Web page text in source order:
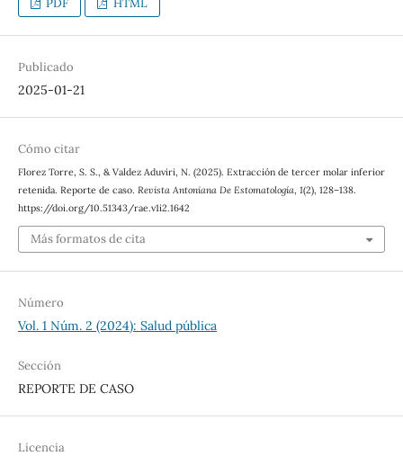
Publicado
2025-01-21
Cómo citar
Florez Torre, S. S., & Valdez Aduviri, N. (2025). Extracción de tercer molar inferior
retenida. Reporte de caso. Revista Antoniana De Estomatología, 1(2), 128–138.
https://doi.org/10.51343/rae.v1i2.1642
Más formatos de cita
Número
Vol. 1 Núm. 2 (2024): Salud pública
Sección
REPORTE DE CASO
Licencia